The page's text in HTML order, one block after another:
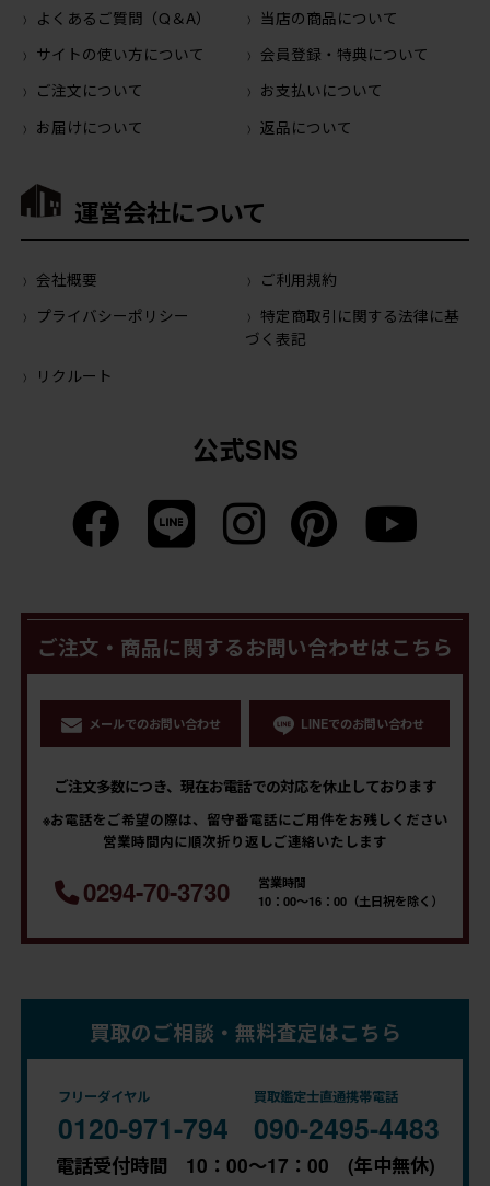
よくあるご質問（Q＆A）
当店の商品について
サイトの使い方について
会員登録・特典について
ご注文について
お支払いについて
お届けについて
返品について
運営会社について
会社概要
ご利用規約
プライバシーポリシー
特定商取引に関する法律に基
づく表記
リクルート
公式SNS
ご注文・商品に関するお問い合わせはこちら
メールでのお問い合わせ LINEでのお問い合わせ
ご注文多数につき、現在お電話での対応を休止しております
※お電話をご希望の際は、留守番電話にご用件をお残しください
営業時間内に順次折り返しご連絡いたします
0294-70-3730
営業時間
10：00～16：00（土日祝を除く）
買取のご相談・無料査定はこちら
フリーダイヤル
0120-971-794
買取鑑定士直通携帯電話
090-2495-4483
電話受付時間 10：00～17：00 (年中無休)